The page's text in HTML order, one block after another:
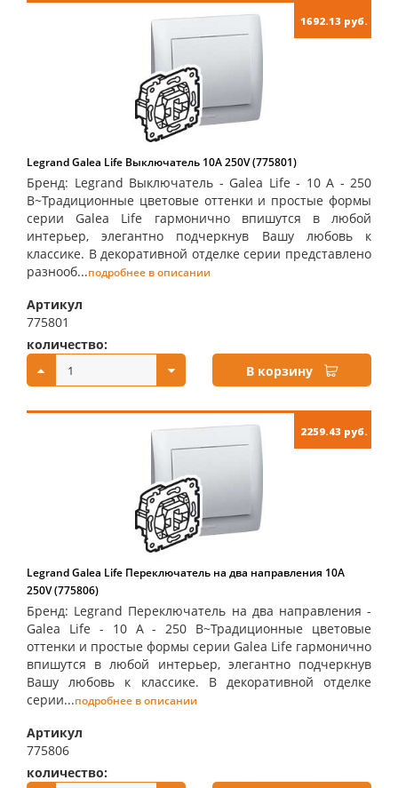
1692.13 руб.
Legrand Galea Life Выключатель 10А 250V (775801)
Бренд: Legrand Выключатель - Galea Life - 10 A - 250
В~Традиционные цветовые оттенки и простые формы
серии Galea Life гармонично впишутся в любой
интерьер, элегантно подчеркнув Вашу любовь к
классике. В декоративной отделке серии представлено
разнооб...подробнее в описании
Артикул
775801
количество:
В корзину
2259.43 руб.
Legrand Galea Life Переключатель на два направления 10А
250V (775806)
Бренд: Legrand Переключатель на два направления -
Galea Life - 10 A - 250 В~Традиционные цветовые
оттенки и простые формы серии Galea Life гармонично
впишутся в любой интерьер, элегантно подчеркнув
Вашу любовь к классике. В декоративной отделке
серии...подробнее в описании
Артикул
775806
количество: